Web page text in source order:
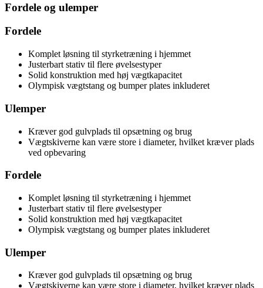
Fordele og ulemper
Fordele
Komplet løsning til styrketræning i hjemmet
Justerbart stativ til flere øvelsestyper
Solid konstruktion med høj vægtkapacitet
Olympisk vægtstang og bumper plates inkluderet
Ulemper
Kræver god gulvplads til opsætning og brug
Vægtskiverne kan være store i diameter, hvilket kræver plads
ved opbevaring
Fordele
Komplet løsning til styrketræning i hjemmet
Justerbart stativ til flere øvelsestyper
Solid konstruktion med høj vægtkapacitet
Olympisk vægtstang og bumper plates inkluderet
Ulemper
Kræver god gulvplads til opsætning og brug
Vægtskiverne kan være store i diameter, hvilket kræver plads